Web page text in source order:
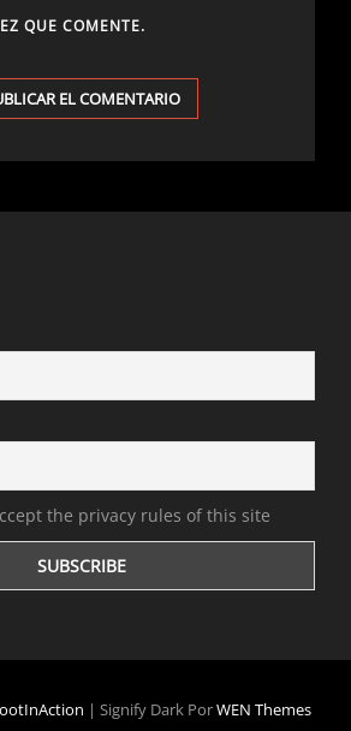
QUE COMENTE.
the privacy rules of this site
| Signify Dark PorWEN Themes